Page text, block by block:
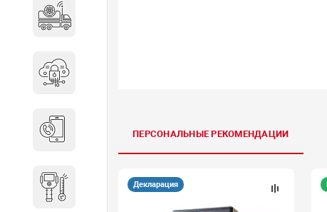
Телефония
Тепловизионная техника
ПЕРСОНАЛЬНЫЕ РЕКОМЕНДАЦИИ
Декларация